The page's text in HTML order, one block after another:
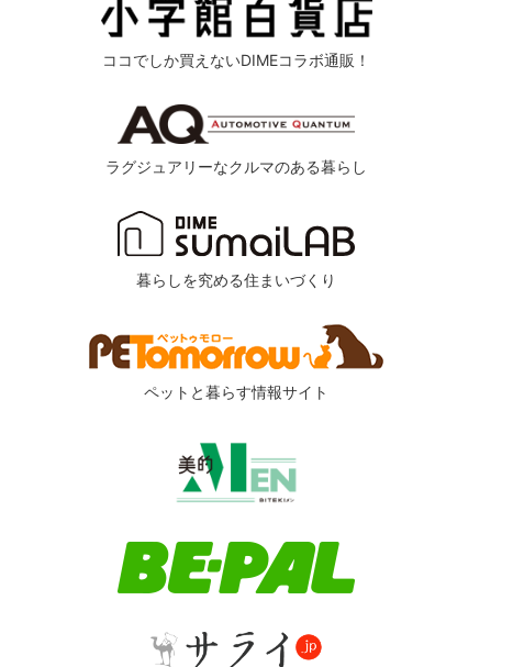
ココでしか買えないDIMEコラボ通販！
ラグジュアリーなクルマのある暮らし
暮らしを究める住まいづくり
ペットと暮らす情報サイト